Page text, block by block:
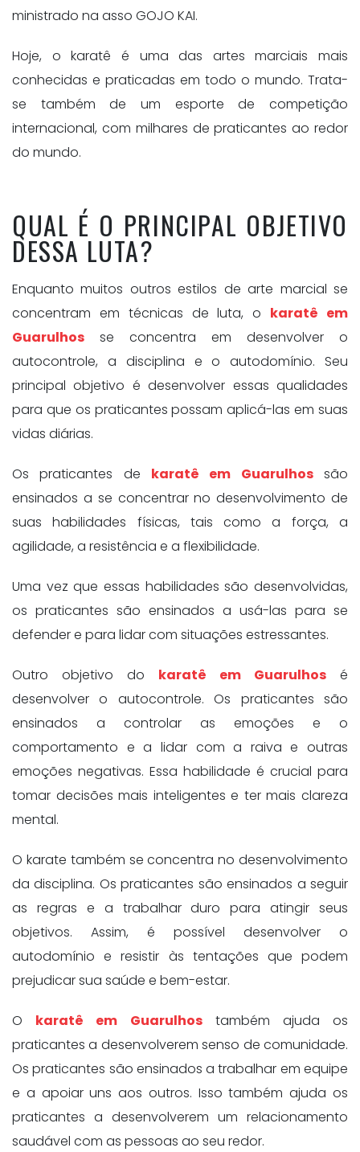
ministrado na asso GOJO KAI.
Hoje, o karatê é uma das artes marciais mais
conhecidas e praticadas em todo o mundo. Trata-
se também de um esporte de competição
internacional, com milhares de praticantes ao redor
do mundo.
QUAL É O PRINCIPAL OBJETIVO
DESSA LUTA?
Enquanto muitos outros estilos de arte marcial se
concentram em técnicas de luta, o karatê em
Guarulhos se concentra em desenvolver o
autocontrole, a disciplina e o autodomínio. Seu
principal objetivo é desenvolver essas qualidades
para que os praticantes possam aplicá-las em suas
vidas diárias.
Os praticantes de karatê em Guarulhossão
ensinados a se concentrar no desenvolvimento de
suas habilidades físicas, tais como a força, a
agilidade, a resistência e a flexibilidade.
Uma vez que essas habilidades são desenvolvidas,
os praticantes são ensinados a usá-las para se
defender e para lidar com situações estressantes.
Outro objetivo do karatê em Guarulhos é
desenvolver o autocontrole. Os praticantes são
ensinados a controlar as emoções e o
comportamento e a lidar com a raiva e outras
emoções negativas. Essa habilidade é crucial para
tomar decisões mais inteligentes e ter mais clareza
mental.
O karate também se concentra no desenvolvimento
da disciplina. Os praticantes são ensinados a seguir
as regras e a trabalhar duro para atingir seus
objetivos. Assim, é possível desenvolver o
autodomínio e resistir às tentações que podem
prejudicar sua saúde e bem-estar.
O karatê em Guarulhostambém ajuda os
praticantes a desenvolverem senso de comunidade.
Os praticantes são ensinados a trabalhar em equipe
e a apoiar uns aos outros. Isso também ajuda os
praticantes a desenvolverem um relacionamento
saudável com as pessoas ao seu redor.